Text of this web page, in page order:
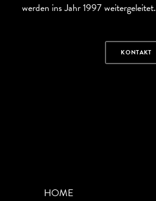
werden ins Jahr 1997 weitergeleitet.
KONTAKT
HOME